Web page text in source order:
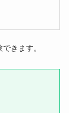
きます。